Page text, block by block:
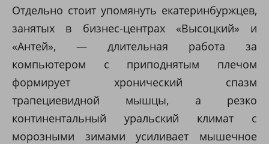
Отдельно стоит упомянуть екатеринбуржцев,
занятых в бизнес-центрах «Высоцкий» и
«Антей», — длительная работа за
компьютером с приподнятым плечом
формирует хронический спазм
трапециевидной мышцы, а резко
континентальный уральский климат с
морозными зимами усиливает мышечное